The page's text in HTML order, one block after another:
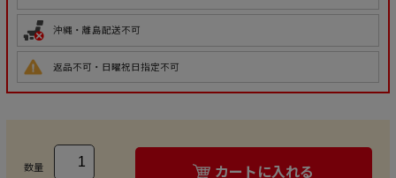
沖縄・離島配送不可
返品不可・日曜祝日指定不可
数量 カートに入れる